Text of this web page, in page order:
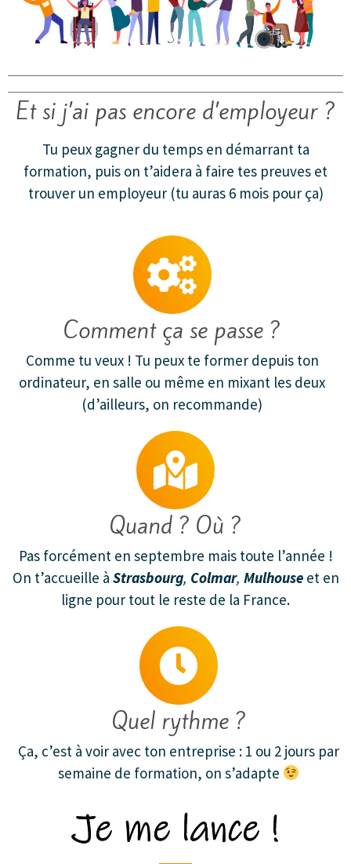
Et si j’ai pas encore d’employeur ?
Tu peux gagner du temps en démarrant ta
formation, puis on t’aidera à faire tes preuves et
trouver un employeur (tu auras 6 mois pour ça)
Comment ça se passe ?
Comme tu veux ! Tu peux te former depuis ton
ordinateur, en salle ou même en mixant les deux
(d’ailleurs, on recommande)
Quand ? Où ?
Pas forcément en septembre mais toute l’année !
On t’accueille à Strasbourg, Colmar, Mulhouseet en
ligne pour tout le reste de la France.
Quel rythme ?
Ça, c’est à voir avec ton entreprise : 1 ou 2 jours par
semaine de formation, on s’adapte
Je me lance !